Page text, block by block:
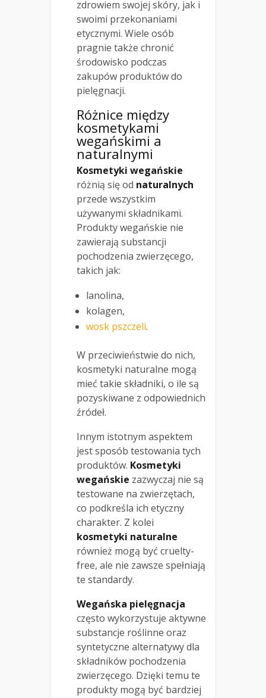
zdrowiem swojej skóry, jak i
swoimi przekonaniami
etycznymi. Wiele osób
pragnie także chronić
środowisko podczas
zakupów produktów do
pielęgnacji.
Różnice między
kosmetykami
wegańskimi a
naturalnymi
Kosmetyki wegańskie
różnią się od naturalnych
przede wszystkim
używanymi składnikami.
Produkty wegańskie nie
zawierają substancji
pochodzenia zwierzęcego,
takich jak:
lanolina,
kolagen,
wosk pszczeli.
W przeciwieństwie do nich,
kosmetyki naturalne mogą
mieć takie składniki, o ile są
pozyskiwane z odpowiednich
źródeł.
Innym istotnym aspektem
jest sposób testowania tych
produktów. Kosmetyki
wegańskie zazwyczaj nie są
testowane na zwierzętach,
co podkreśla ich etyczny
charakter. Z kolei
kosmetyki naturalne
również mogą być cruelty-
free, ale nie zawsze spełniają
te standardy.
Wegańska pielęgnacja
często wykorzystuje aktywne
substancje roślinne oraz
syntetyczne alternatywy dla
składników pochodzenia
zwierzęcego. Dzięki temu te
produkty mogą być bardziej